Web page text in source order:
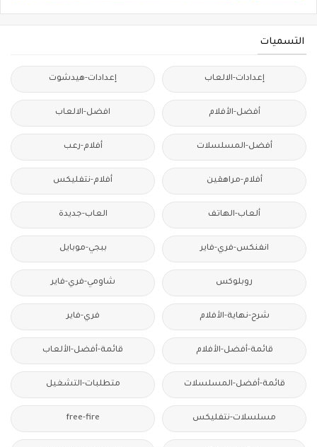
التسميات
إعدادات-الالعاب إعدادات-هيدشوت
أفضل-الأفلام افضل-الالعاب
أفضل-المسلسلات أفلام-رعب
أفلام-مراهقين أفلام-نتفليكس
ألعاب-الهاتف العاب-جديدة
انفنكس-فري-فاير ببجي-موبايل
روبلوكس شاومي-فري-فاير
شرح-نهاية-الأفلام فري-فاير
قائمة-أفضل-الأفلام قائمة-أفضل-الألعاب
قائمة-أفضل-المسلسلات متطلبات-التشغيل
مسلسلات-نتفليكس free-fire